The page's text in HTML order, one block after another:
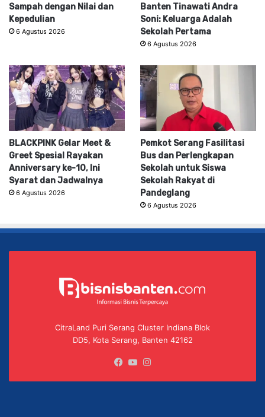
Sampah dengan Nilai dan
Kepedulian
6 Agustus 2026
Banten Tinawati Andra
Soni: Keluarga Adalah
Sekolah Pertama
6 Agustus 2026
BLACKPINK Gelar Meet &
Greet Spesial Rayakan
Anniversary ke-10, Ini
Syarat dan Jadwalnya
6 Agustus 2026
Pemkot Serang Fasilitasi
Bus dan Perlengkapan
Sekolah untuk Siswa
Sekolah Rakyat di
Pandeglang
6 Agustus 2026
CitraLand Puri Serang Cluster Indiana Blok
DD5, Kota Serang, Banten 42162
Facebook
YouTube